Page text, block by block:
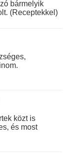
bármelyik
(Receptekkel)
közt is
és most